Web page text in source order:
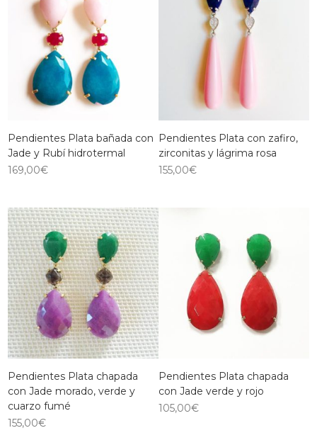
Pendientes Plata bañada con
Jade y Rubí hidrotermal
169,00€
Pendientes Plata con zafiro,
zirconitas y lágrima rosa
155,00€
Pendientes Plata chapada
con Jade morado, verde y
cuarzo fumé
155,00€
Pendientes Plata chapada
con Jade verde y rojo
105,00€